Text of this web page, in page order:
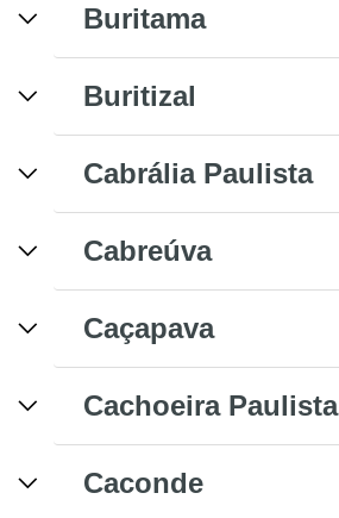
Buritama
Buritizal
Cabrália Paulista
Cabreúva
Caçapava
Cachoeira Paulista
Caconde